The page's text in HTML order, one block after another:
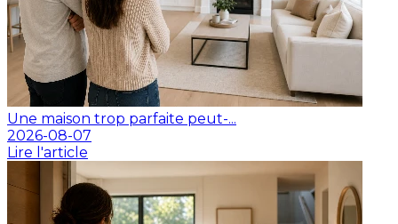
Une maison trop parfaite peut-...
2026-08-07
Lire l'article